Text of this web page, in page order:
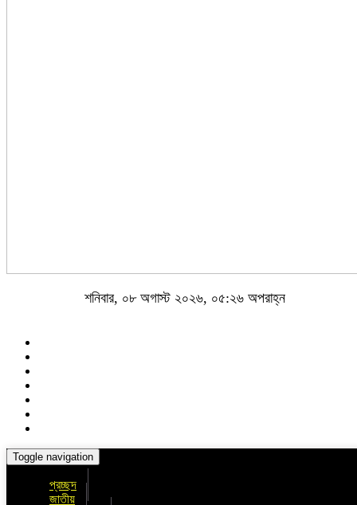
শনিবার, ০৮ অগাস্ট ২০২৬, ০৫:২৬ অপরাহ্ন
Toggle navigation
প্রচ্ছদ
জাতীয়